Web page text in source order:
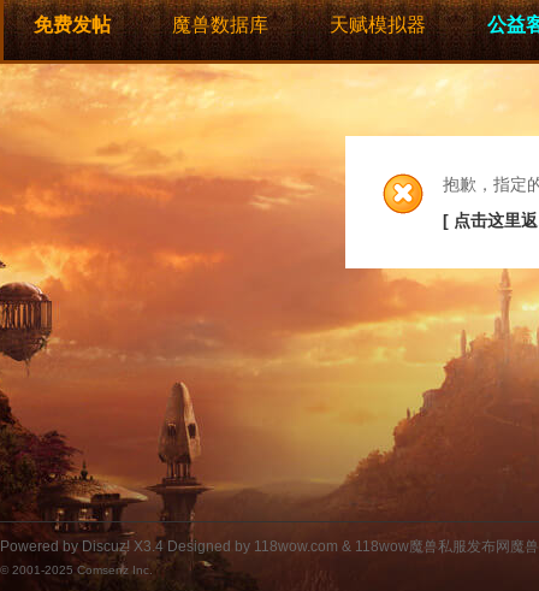
免费发帖 魔兽数据库 天赋模拟器 公益
抱歉，指定
[ 点击这里
Powered by Discuz! X3.4 Designed by 118wow.com & 118wow魔兽私服发布网魔
© 2001-2025 Comsenz Inc.